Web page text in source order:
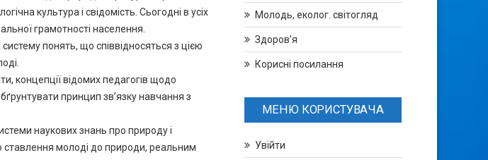
культура і свідомість. Сьогодні в усіх
грамотності населення.
понять, що співвідносяться з цією
концепції відомих педагогів щодо
принцип зв’язку навчання з
наукових знань про природу і
ставлення молоді до природи, реальним
Молодь, еколог. світогляд
Здоров’я
Корисні посилання
МЕНЮ КОРИСТУВАЧА
Увійти